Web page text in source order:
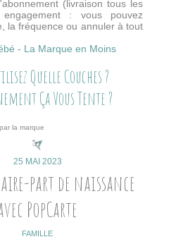
(livraison tous les
: vous pouvez
la fréquence ou annuler à tout
- La Marque en Moins
Quelle Couches ?
Ça Vous Tente ?
la marque
25 MAI 2023
part de naissance
PopCarte
FAMILLE